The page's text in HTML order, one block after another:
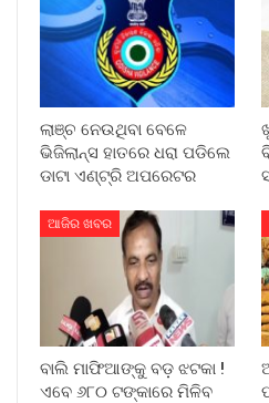
ଲାଞ୍ଚ ନେଉଥିବା ବେଳେ
ଭିଜିଲାନ୍ସ ହାତରେ ଧରା ପଡିଲେ
ଡାଟା ଏଣ୍ଟ୍ରି ଅପରେଟର
ଆଜିର ଖବର
ବାଲି ମାଫିଆଙ୍କୁ ବଡ଼ ଝଟକା !
ଏବେ ୬୮୦ ଟଙ୍କାରେ ମିଳିବ